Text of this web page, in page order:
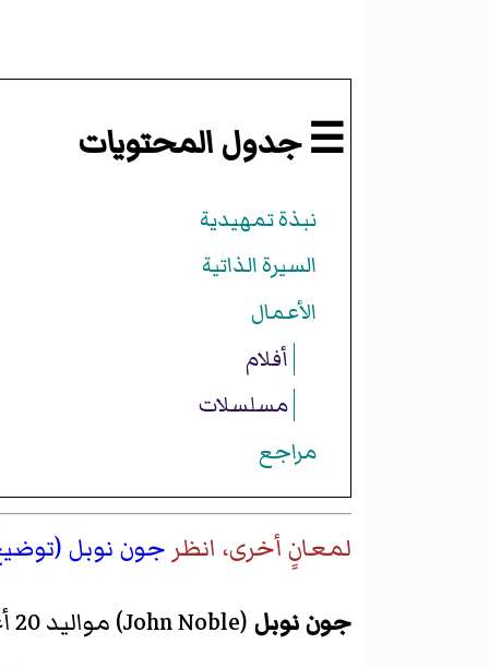
☰ جدول المحتويات
نبذة تمهيدية
السيرة الذاتية
الأعمال
أفلام
مسلسلات
مراجع
لمعانٍ أخرى، انظر جون نوبل
جون نوبل (
John Noble)‏ مواليد 20 أغسطس 1948 في